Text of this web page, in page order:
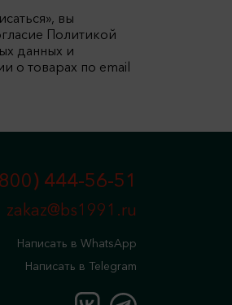
вы
Политикой
данных и
о товарах по email
444-56-51
zakaz@bs1991.ru
Написать в WhatsApp
Написать в Telegram